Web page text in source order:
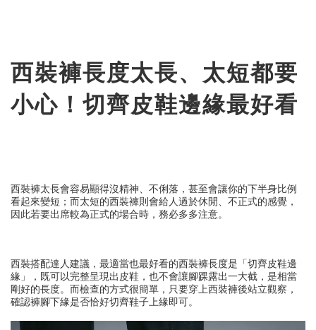
西裝褲長度太長、太短都要
小心！切齊皮鞋邊緣最好看
西裝褲太長會容易顯得沒精神、不俐落，甚至會讓你的下半身比例
看起來變短；而太短的西裝褲則會給人過於休閒、不正式的感覺，
因此若要出席較為正式的場合時，務必多多注意。
西裝搭配達人建議，最適當也最好看的西裝褲長度是「切齊皮鞋邊
緣」，既可以完整呈現出皮鞋，也不會讓腳踝露出一大截，是相當
剛好的長度。而檢查的方式很簡單，只要穿上西裝褲後站立觀察，
確認褲腳下緣是否恰好切齊鞋子上緣即可。